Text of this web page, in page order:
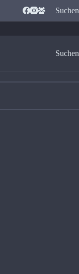
Suchen
Suchen